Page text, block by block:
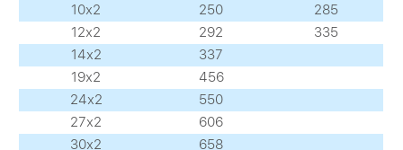
10х2
250
285
12х2
292
335
14х2
337
19х2
456
24х2
550
27х2
606
30х2
658